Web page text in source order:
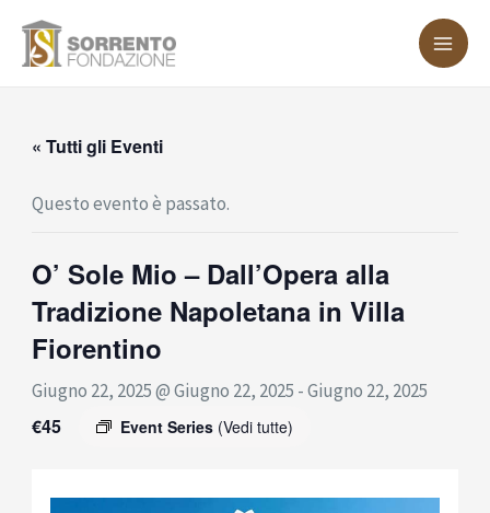
« Tutti gli Eventi
Questo evento è passato.
O’ Sole Mio – Dall’Opera alla
Tradizione Napoletana in Villa
Fiorentino
Giugno 22, 2025 @ Giugno 22, 2025 -Giugno 22, 2025
Event Series (Vedi tutte)
€45